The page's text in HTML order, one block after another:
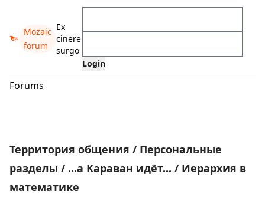
Mozaic
forum
Ex
cinere
surgo
Forums
Территория общения / Персональные
разделы / ...а Караван идёт... / Иерархия в
математике